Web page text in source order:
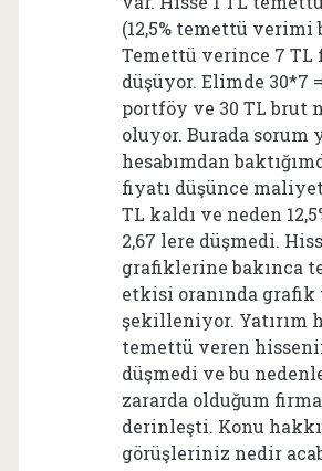
(12,5% temettü verimi
Temettü verince 7 TL
düşüyor. Elimde 30*7
portföy ve 30 TL brut
oluyor. Burada sorum
hesabımdan
fiyatı düşünce
TL kaldı ve neden
2,67 lere düşmedi.
grafiklerine bakınca
etkisi oranında grafik
şekilleniyor. Yatırım
temettü veren
düşmedi ve bu
zararda olduğum
derinleşti. Konu
görüşleriniz nedir